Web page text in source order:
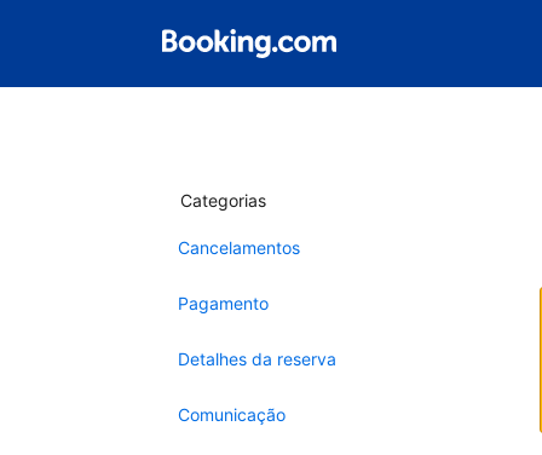
Categorias
Cancelamentos
Pagamento
Detalhes da reserva
Comunicação